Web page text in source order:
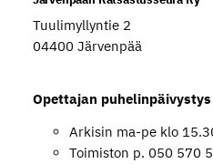
Tuulimyllyntie 2
04400 Järvenpää
Opettajan puhelinpäivystys
Arkisin ma-pe klo
Toimiston p. 050 570